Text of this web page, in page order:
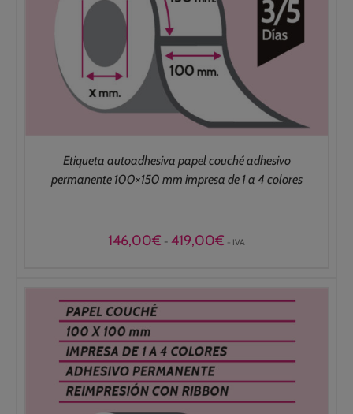
Etiqueta autoadhesiva papel couché adhesivo
permanente 100×150 mm impresa de 1 a 4 colores
146,00€ - 419,00€ Rango
419,00€
+ IVA